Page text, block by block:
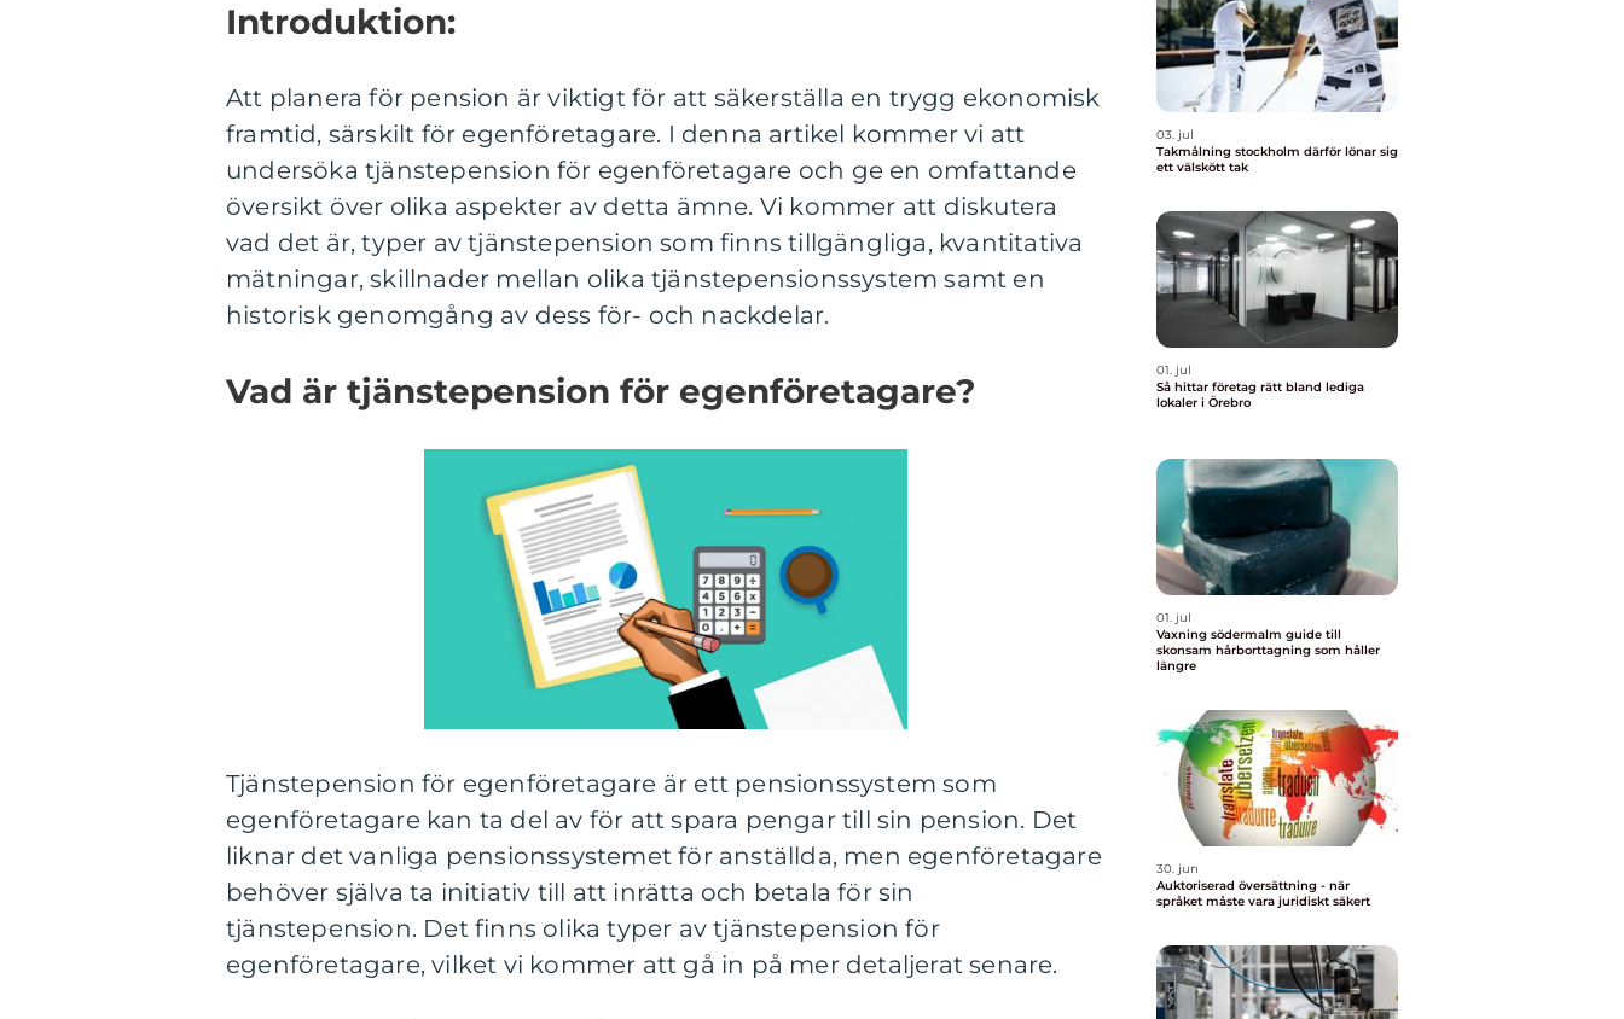
Introduktion:
Att planera för pension är viktigt för att säkerställa en trygg ekonomisk
framtid, särskilt för egenföretagare. I denna artikel kommer vi att
undersöka tjänstepension för egenföretagare och ge en omfattande
översikt över olika aspekter av detta ämne. Vi kommer att diskutera
vad det är, typer av tjänstepension som finns tillgängliga, kvantitativa
mätningar, skillnader mellan olika tjänstepensionssystem samt en
historisk genomgång av dess för- och nackdelar.
Vad är tjänstepension för egenföretagare?
Tjänstepension för egenföretagare är ett pensionssystem som
egenföretagare kan ta del av för att spara pengar till sin pension. Det
liknar det vanliga pensionssystemet för anställda, men egenföretagare
behöver själva ta initiativ till att inrätta och betala för sin
tjänstepension. Det finns olika typer av tjänstepension för
egenföretagare, vilket vi kommer att gå in på mer detaljerat senare.
03. jul
Takmålning stockholm därför lönar sig
ett välskött tak
01. jul
Så hittar företag rätt bland lediga
lokaler i Örebro
01. jul
Vaxning södermalm guide till
skonsam hårborttagning som håller
längre
30. jun
Auktoriserad översättning - när
språket måste vara juridiskt säkert